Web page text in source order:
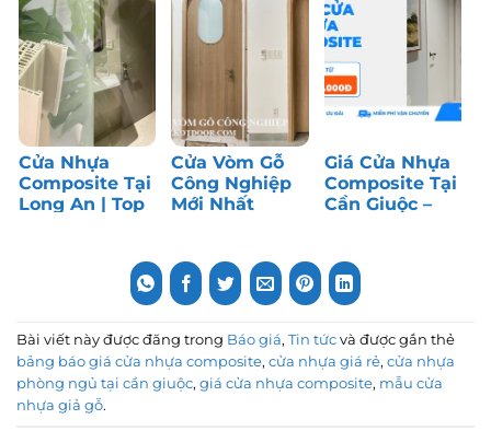
Cửa Nhựa
Composite Tại
Long An | Top
Cửa Vòm Gỗ
Công Nghiệp
Mới Nhất
Giá Cửa Nhựa
Composite Tại
Cần Giuộc –
Bài viết này được đăng trong Báo giá, Tin tức và được gắn thẻ
bảng báo giá cửa nhựa composite, cửa nhựa giá rẻ, cửa nhựa
phòng ngủ tại cần giuộc, giá cửa nhựa composite, mẫu cửa
nhựa giả gỗ.